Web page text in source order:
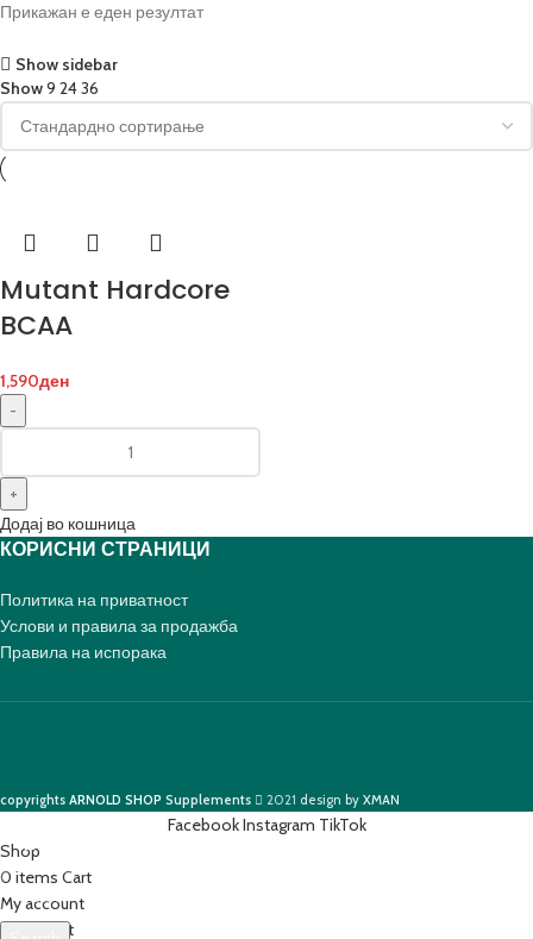
Прикажан е еден резултат
Show sidebar
Show9 2436
Mutant Hardcore
BCAA
1,590ден
Додај во кошница
КОРИСНИ СТРАНИЦИ
Политика на приватност
Услови и правила за продажба
Правила на испорака
copyrights ARNOLD SHOP Supplements 2021 design by XMAN
FacebookInstagram TikTok
Shop
0 items Cart
My account
0Wishlist